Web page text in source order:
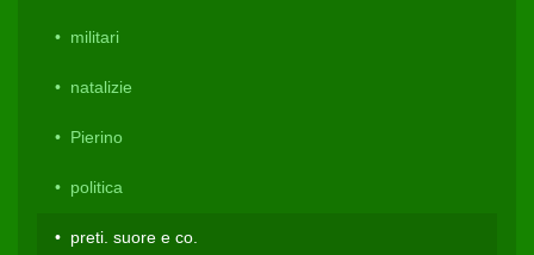
militari
natalizie
Pierino
politica
preti. suore e co.